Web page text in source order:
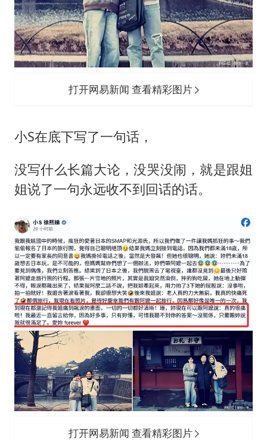
打开网易新闻 查看精彩图片
小S在底下写了一句话，
没写什么长篇大论，没哭没闹，就是跟姐
姐说了一句永远收不到回话的话。
打开网易新闻 查看精彩图片